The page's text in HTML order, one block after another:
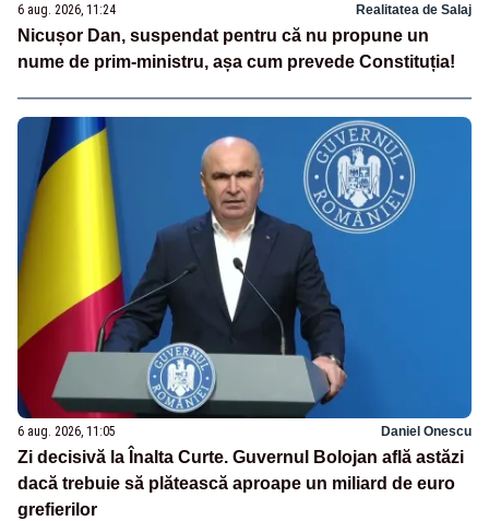
6 aug. 2026, 11:24 Realitatea de Salaj
Nicușor Dan, suspendat pentru că nu propune un
nume de prim-ministru, așa cum prevede Constituția!
6 aug. 2026, 11:05 Daniel Onescu
Zi decisivă la Înalta Curte. Guvernul Bolojan află astăzi
dacă trebuie să plătească aproape un miliard de euro
grefierilor